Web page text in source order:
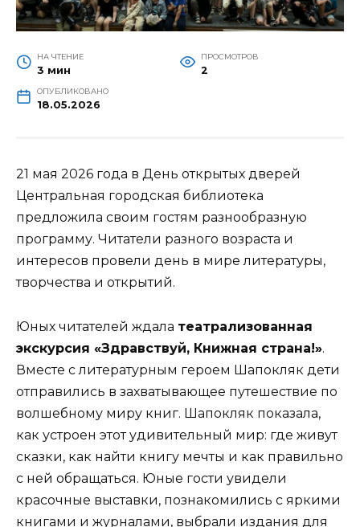
НА ЧТЕНИЕ
3 мин
ПРОСМОТРОВ
2
ОПУБЛИКОВАНО
18.05.2026
21 мая 2026 года в День открытых дверей
Центральная городская библиотека
предложила своим гостям разнообразную
программу. Читатели разного возраста и
интересов провели день в мире литературы,
творчества и открытий.
Юных читателей ждала театрализованная
экскурсия «Здравствуй, Книжная страна!».
Вместе с литературным героем Шапокляк дети
отправились в захватывающее путешествие по
волшебному миру книг. Шапокляк показала,
как устроен этот удивительный мир: где живут
сказки, как найти книгу мечты и как правильно
с ней обращаться. Юные гости увидели
красочные выставки, познакомились с яркими
книгами и журналами, выбрали издания для